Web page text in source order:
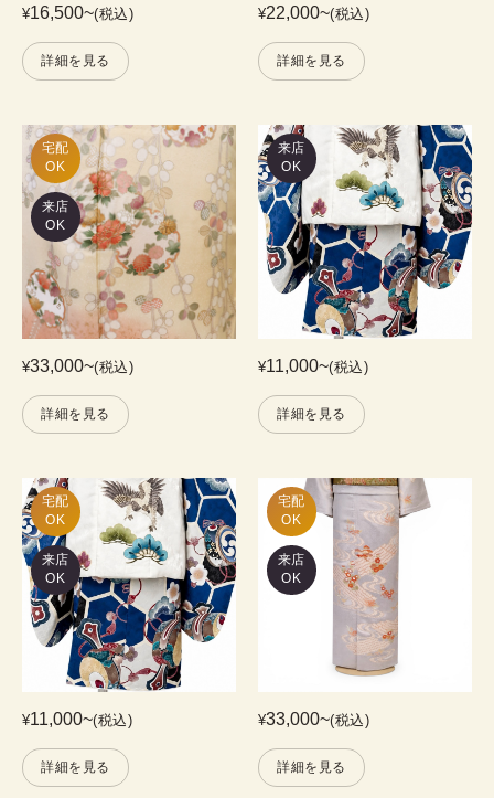
¥16,500~(税込)
詳細を見る
¥22,000~(税込)
詳細を見る
宅配
OK
来店
OK
¥33,000~(税込)
詳細を見る
来店
OK
¥11,000~(税込)
詳細を見る
宅配
OK
来店
OK
¥11,000~(税込)
詳細を見る
宅配
OK
来店
OK
¥33,000~(税込)
詳細を見る